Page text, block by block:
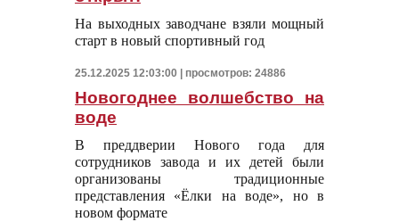
На выходных заводчане взяли мощный
старт в новый спортивный год
25.12.2025 12:03:00 | просмотров: 24886
Новогоднее волшебство на
воде
В преддверии Нового года для
сотрудников завода и их детей были
организованы традиционные
представления «Ёлки на воде», но в
новом формате